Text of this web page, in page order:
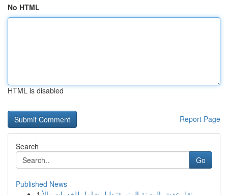
No HTML
HTML is disabled
Report Page
Search
Go
Published News